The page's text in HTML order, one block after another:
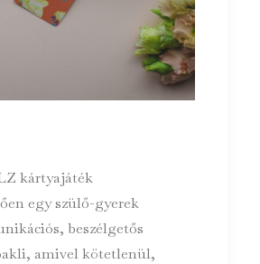
kártyajáték
egy szülő-gyerek
beszélgetős
amivel kötetlenül,